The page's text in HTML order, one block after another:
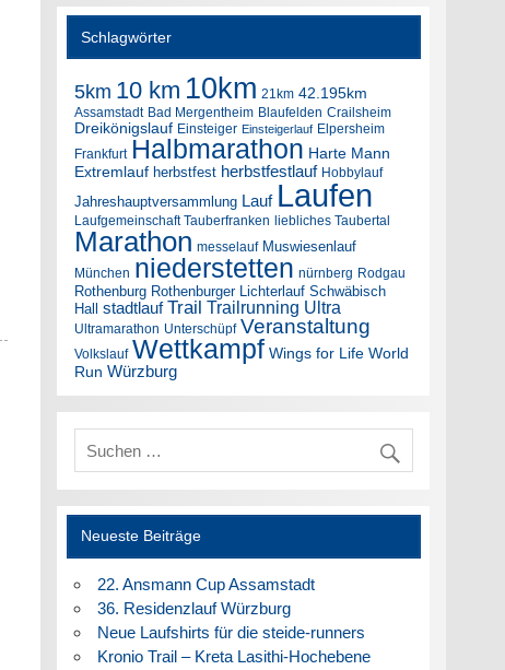
Schlagwörter
5km 10 km 10km 21km 42.195km
Assamstadt Bad Mergentheim Blaufelden Crailsheim
Dreikönigslauf Einsteiger Einsteigerlauf Elpersheim
Frankfurt Halbmarathon Harte Mann
Extremlauf herbstfest herbstfestlauf Hobbylauf
Jahreshauptversammlung Lauf Laufen
Laufgemeinschaft Tauberfranken liebliches Taubertal
Marathon messelauf Muswiesenlauf
München niederstetten nürnberg Rodgau
Rothenburg Rothenburger Lichterlauf Schwäbisch
Hall stadtlauf Trail Trailrunning Ultra
Ultramarathon Unterschüpf Veranstaltung
Volkslauf Wettkampf Wings for Life World
Run Würzburg
Neueste Beiträge
22. Ansmann Cup Assamstadt
36. Residenzlauf Würzburg
Neue Laufshirts für die steide-runners
Kronio Trail – Kreta Lasithi-Hochebene